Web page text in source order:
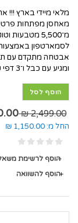
מאחסן מפתחות
ומגיע עם כבל ו־3 דפי שחזור.
הוסף לסל
2,499.00 ₪
₪
החל מ: 1,150.00 ₪
הוסף לרשימת
הוסף להשוואה